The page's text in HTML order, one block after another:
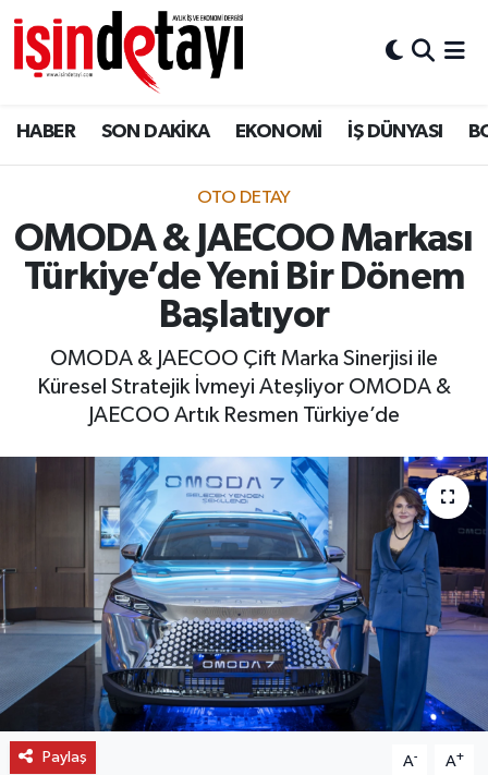
HABER SON DAKİKA EKONOMİ İŞ DÜNYASI
OTO DETAY
OMODA & JAECOO Markası
Türkiye’de Yeni Bir Dönem
Başlatıyor
OMODA & JAECOO Çift Marka Sinerjisi ile
Küresel Stratejik İvmeyi Ateşliyor OMODA &
JAECOO Artık Resmen Türkiye’de
Paylaş A- A+
DÜNYA
Eğitim
ENERJİ HABERİ
GAYRİMENKUL
HABER
LOJİSTİK
MAGAZİN
OTO DETAY
SAĞLIK
SON DAKİKA
SPOR
FİNANS
Nöbetçi Eczaneler
Hava Durumu
İstanbul Namaz Vakitleri
Trafik Durumu
Süper Lig Puan Durumu ve Fikstür
Tüm Manşetler
Son Dakika Haberleri
Haber Arşivi